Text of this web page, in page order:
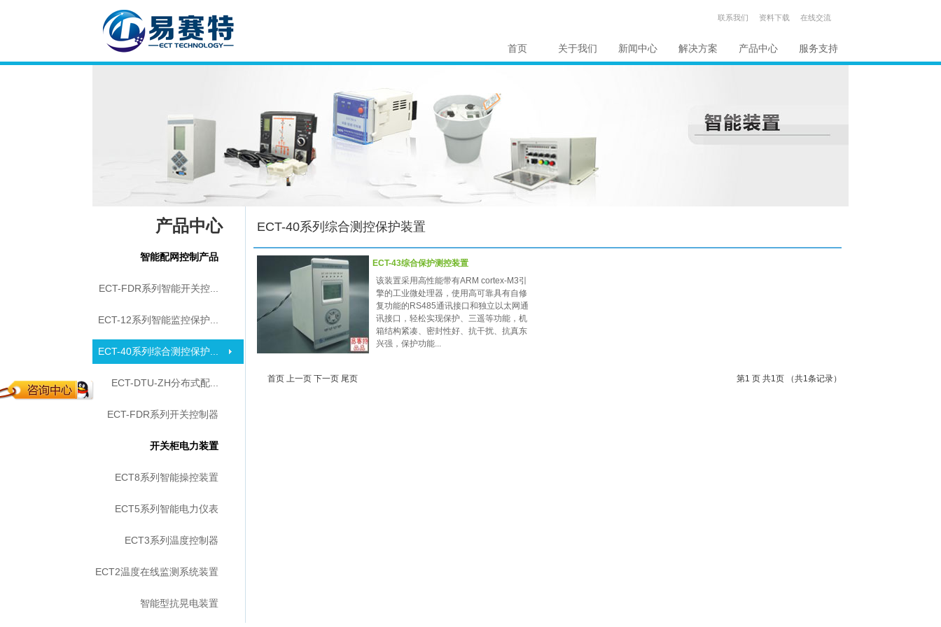
在线交流
资料下载
联系我们
首页 关于我们 新闻中心 解决方案 产品中心 服务支持
产品中心
智能配网控制产品
ECT-FDR系列智能开关控...
ECT-12系列智能监控保护...
ECT-40系列综合测控保护...
ECT-DTU-ZH分布式配...
ECT-FDR系列开关控制器
开关柜电力装置
ECT8系列智能操控装置
ECT5系列智能电力仪表
ECT3系列温度控制器
ECT2温度在线监测系统装置
智能型抗晃电装置
ECT-40系列综合测控保护装置
ECT-43综合保护测控装置
该装置采用高性能带有ARM cortex-M3引
擎的工业微处理器，使用高可靠具有自修
复功能的RS485通讯接口和独立以太网通
讯接口，轻松实现保护、三遥等功能，机
箱结构紧凑、密封性好、抗干扰、抗真东
兴强，保护功能...
首页 上一页 下一页 尾页 第1 页 共1页 （共1条记录）